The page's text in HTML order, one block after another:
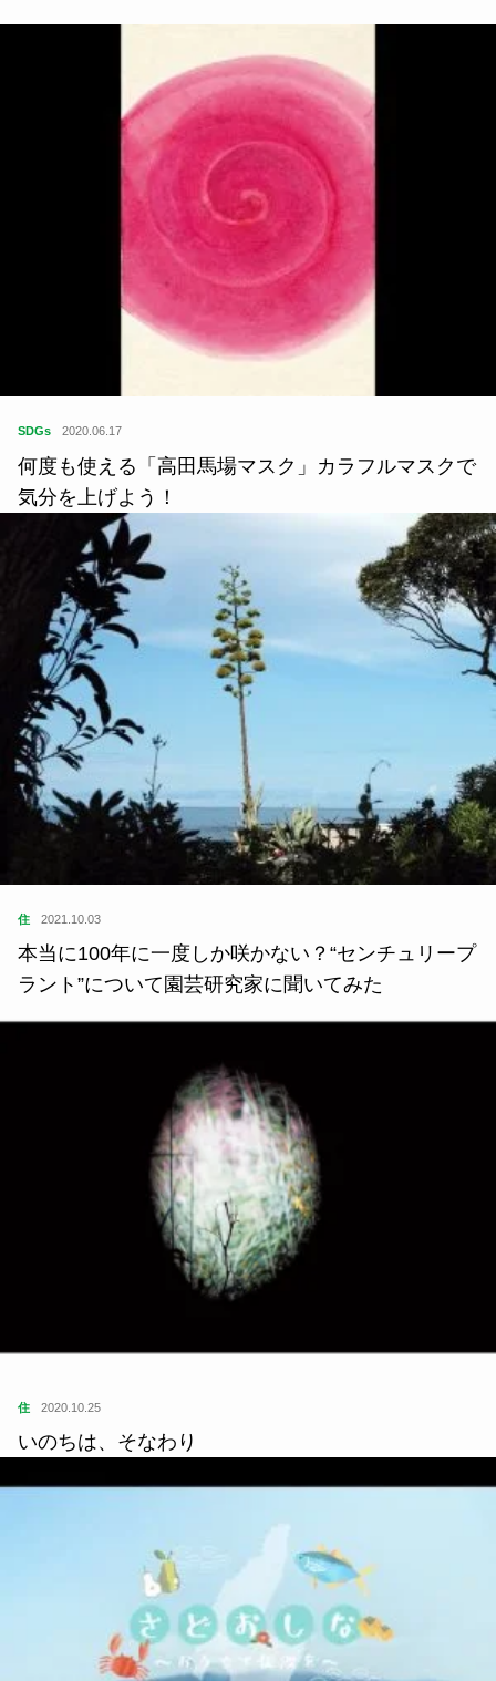
SDGs 2020.06.17
何度も使える「高田馬場マスク」カラフルマスクで
気分を上げよう！
住 2021.10.03
本当に100年に一度しか咲かない？“センチュリープ
ラント”について園芸研究家に聞いてみた
住 2020.10.25
いのちは、そなわり